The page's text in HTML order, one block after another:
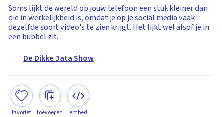
Soms lijkt de wereld op jouw telefoon een stuk kleiner dan
die in werkelijkheid is, omdat je op je social media vaak
dezelfde soort video's te zien krijgt. Het lijkt wel alsof je in
een bubbel zit.
De Dikke Data Show
favoriet toevoegen embed